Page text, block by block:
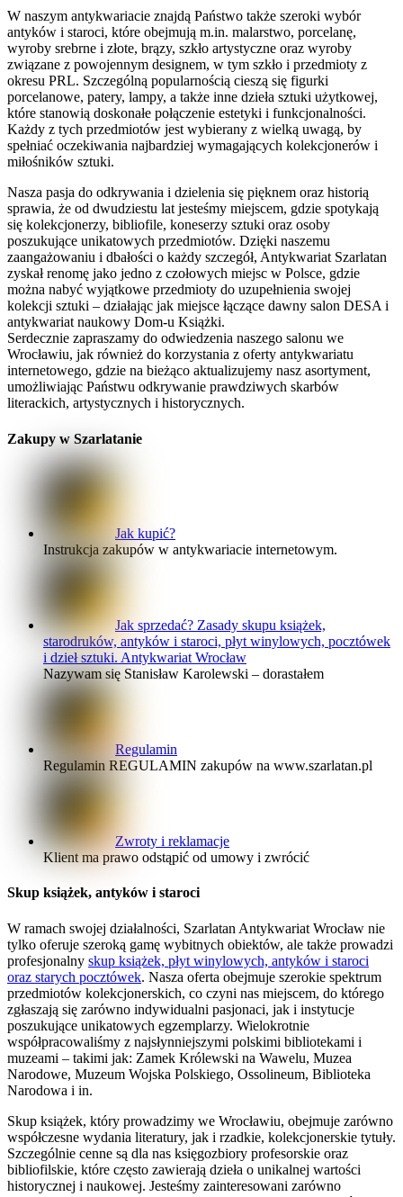
W naszym antykwariacie znajdą Państwo także szeroki wybór
antyków i staroci, które obejmują m.in. malarstwo, porcelanę,
wyroby srebrne i złote, brązy, szkło artystyczne oraz wyroby
związane z powojennym designem, w tym szkło i przedmioty z
okresu PRL. Szczególną popularnością cieszą się figurki
porcelanowe, patery, lampy, a także inne dzieła sztuki użytkowej,
które stanowią doskonałe połączenie estetyki i funkcjonalności.
Każdy z tych przedmiotów jest wybierany z wielką uwagą, by
spełniać oczekiwania najbardziej wymagających kolekcjonerów i
miłośników sztuki.
Nasza pasja do odkrywania i dzielenia się pięknem oraz historią
sprawia, że od dwudziestu lat jesteśmy miejscem, gdzie spotykają
się kolekcjonerzy, bibliofile, koneserzy sztuki oraz osoby
poszukujące unikatowych przedmiotów. Dzięki naszemu
zaangażowaniu i dbałości o każdy szczegół, Antykwariat Szarlatan
zyskał renomę jako jedno z czołowych miejsc w Polsce, gdzie
można nabyć wyjątkowe przedmioty do uzupełnienia swojej
kolekcji sztuki – działając jak miejsce łączące dawny salon DESA i
antykwariat naukowy Dom-u Książki.
Serdecznie zapraszamy do odwiedzenia naszego salonu we
Wrocławiu, jak również do korzystania z oferty antykwariatu
internetowego, gdzie na bieżąco aktualizujemy nasz asortyment,
umożliwiając Państwu odkrywanie prawdziwych skarbów
literackich, artystycznych i historycznych.
Zakupy w Szarlatanie
Jak kupić?
Instrukcja zakupów w antykwariacie internetowym.
Jak sprzedać? Zasady skupu książek,
starodruków, antyków i staroci, płyt winylowych, pocztówek
i dzieł sztuki. Antykwariat Wrocław
Nazywam się Stanisław Karolewski – dorastałem
Regulamin
Regulamin REGULAMIN zakupów na www.szarlatan.pl
Zwroty i reklamacje
Klient ma prawo odstąpić od umowy i zwrócić
Skup książek, antyków i staroci
W ramach swojej działalności, Szarlatan Antykwariat Wrocław nie
tylko oferuje szeroką gamę wybitnych obiektów, ale także prowadzi
profesjonalny skup książek, płyt winylowych, antyków i staroci
oraz starych pocztówek. Nasza oferta obejmuje szerokie spektrum
przedmiotów kolekcjonerskich, co czyni nas miejscem, do którego
zgłaszają się zarówno indywidualni pasjonaci, jak i instytucje
poszukujące unikatowych egzemplarzy. Wielokrotnie
współpracowaliśmy z najsłynniejszymi polskimi bibliotekami i
muzeami – takimi jak: Zamek Królewski na Wawelu, Muzea
Narodowe, Muzeum Wojska Polskiego, Ossolineum, Biblioteka
Narodowa i in.
Skup książek, który prowadzimy we Wrocławiu, obejmuje zarówno
współczesne wydania literatury, jak i rzadkie, kolekcjonerskie tytuły.
Szczególnie cenne są dla nas księgozbiory profesorskie oraz
bibliofilskie, które często zawierają dzieła o unikalnej wartości
historycznej i naukowej. Jesteśmy zainteresowani zarówno